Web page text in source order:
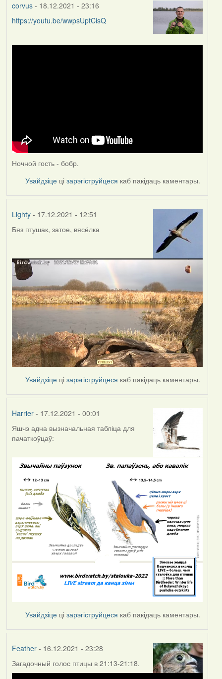
corvus- 18.12.2021 - 23:16
https://youtu.be/wwpsUptCisQ
Ночной гость - бобр.
Увайдзіце цізарэгіструйцеся каб пакідаць каментары.
Lighty- 17.12.2021 - 12:51
Бяз птушак, затое, вясёлка
Увайдзіце цізарэгіструйцеся каб пакідаць каментары.
Harrier- 17.12.2021 - 00:01
Яшчэ адна вызначальная табліца для
пачаткоўцаў:
Увайдзіце цізарэгіструйцеся каб пакідаць каментары.
Feather- 16.12.2021 - 23:28
Загадочный голос птицы в 21:13-21:18.